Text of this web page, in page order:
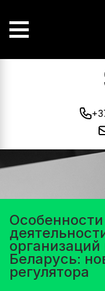
Беларусь:
регулятора